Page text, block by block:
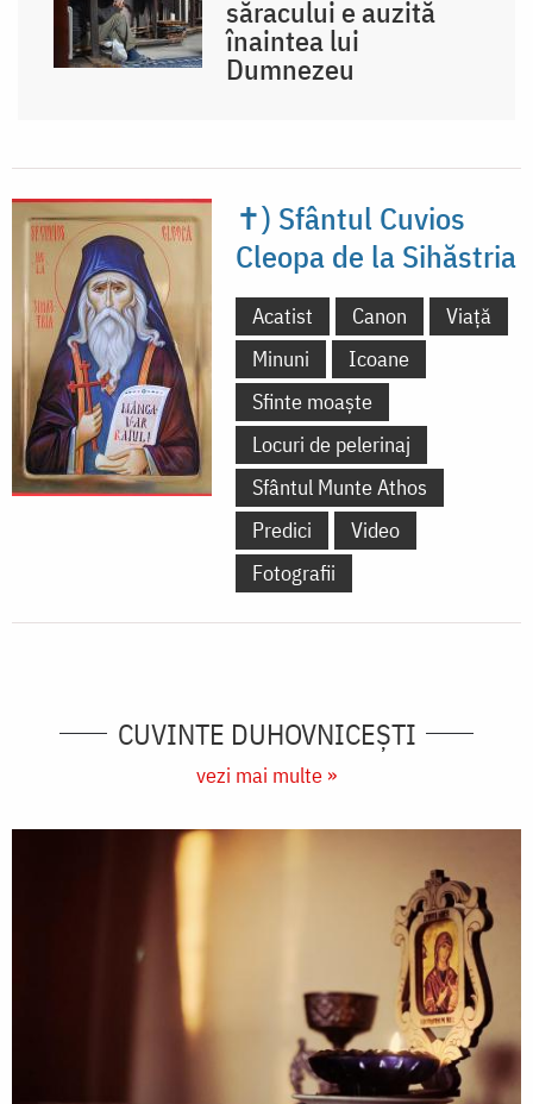
săracului e auzită
înaintea lui
Dumnezeu
✝) Sfântul Cuvios
Cleopa de la Sihăstria
Acatist Canon
Viață
Minuni
Icoane
Sfinte moaște
Locuri de pelerinaj
Sfântul Munte Athos
Predici
Video
Fotografii
CUVINTE DUHOVNICEȘTI
vezi mai multe »